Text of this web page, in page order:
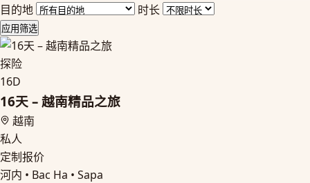
目的地
时长
应用筛选
探险
16D
16天 – 越南精品之旅
越南
私人
定制报价
河内 • Bac Ha • Sapa